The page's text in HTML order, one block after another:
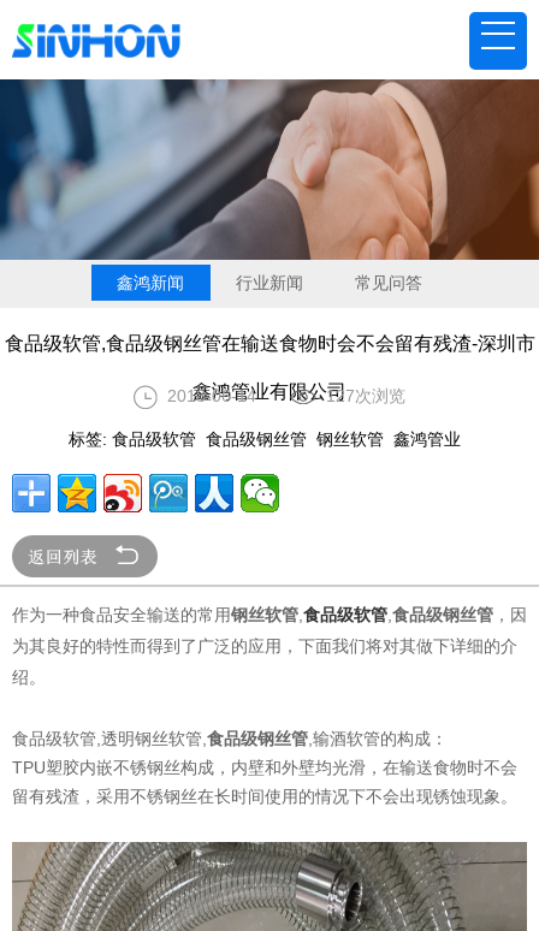
鑫鸿新闻 行业新闻 常见问答
食品级软管,食品级钢丝管在输送食物时会不会留有残渣-深圳市
鑫鸿管业有限公司
2018-06-14 127次浏览
标签: 食品级软管 食品级钢丝管 钢丝软管 鑫鸿管业
作为一种食品安全输送的常用钢丝软管 食品级软管 食品级钢丝管 ，因
为其良好的特性而得到了广泛的应用，下面我们将对其做下详细的介
绍。
食品级软管,透明钢丝软管, 食品级钢丝管 ,输酒软管的构成：
TPU塑胶内嵌不锈钢丝构成，内壁和外壁均光滑，在输送食物时不会
留有残渣，采用不锈钢丝在长时间使用的情况下不会出现锈蚀现象。